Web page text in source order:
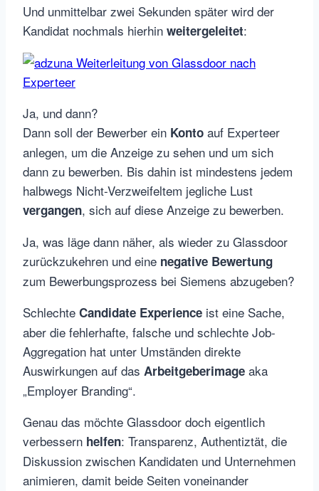
Und unmittelbar zwei Sekunden später wird der
Kandidat nochmals hierhin weitergeleitet:
Ja, und dann?
Dann soll der Bewerber ein Konto auf Experteer
anlegen, um die Anzeige zu sehen und um sich
dann zu bewerben. Bis dahin ist mindestens jedem
halbwegs Nicht-Verzweifeltem jegliche Lust
vergangen, sich auf diese Anzeige zu bewerben.
Ja, was läge dann näher, als wieder zu Glassdoor
zurückzukehren und eine negative Bewertung
zum Bewerbungsprozess bei Siemens abzugeben?
Schlechte Candidate Experience ist eine Sache,
aber die fehlerhafte, falsche und schlechte Job-
Aggregation hat unter Umständen direkte
Auswirkungen auf das Arbeitgeberimage aka
„Employer Branding“.
Genau das möchte Glassdoor doch eigentlich
verbessern helfen: Transparenz, Authentiztät, die
Diskussion zwischen Kandidaten und Unternehmen
animieren, damit beide Seiten voneinander